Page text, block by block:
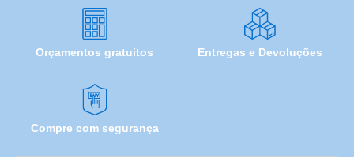
Orçamentos gratuitos Entregas e Devoluções
Compre com segurança